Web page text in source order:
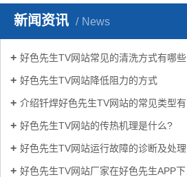
新闻资讯 News
好色先生TV网站常见的清洗方式有哪些？
好色先生TV网站降低阻力的方式
介绍钎焊好色先生TV网站的常见类型有哪些
好色先生TV网站的传热机理是什么?
好色先生TV网站运行故障的诊断及处理方法
好色先生TV网站厂家在好色先生APP下载苹果手机安装生活中有哪些作用？